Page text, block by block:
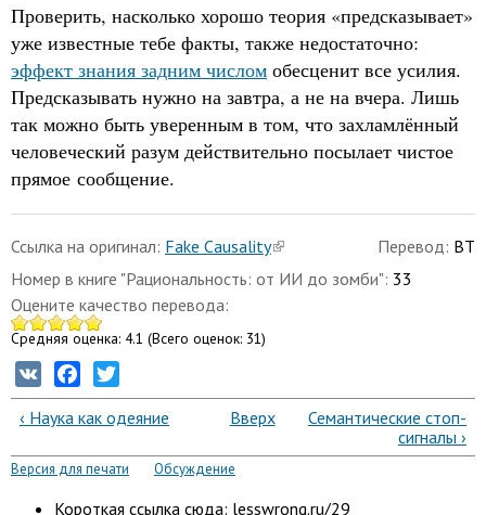
Проверить, насколько хорошо теория «предсказывает»
уже известные тебе факты, также недостаточно:
эффект знания задним числом обесценит все усилия.
Предсказывать нужно на завтра, а не на вчера. Лишь
так можно быть уверенным в том, что захламлённый
человеческий разум действительно посылает чистое
прямое сообщение.
Перевод: BT
Ссылка на оригинал: Fake Causality
Номер в книге "Рациональность: от ИИ до зомби": 33
Оцените качество перевода:
Средняя оценка: 4.1 (Всего оценок: 31)
VK Facebook
‹ Наука как одеяние Вверх
Семантические стоп-
сигналы ›
Версия для печати Обсуждение
Короткая ссылка сюда: lesswrong.ru/29